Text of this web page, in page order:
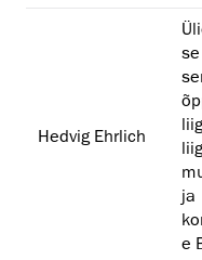
Hedvig Ehrlich
ja
e